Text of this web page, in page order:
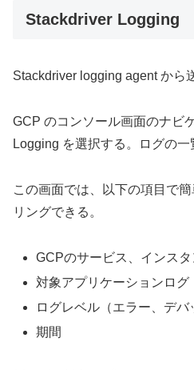
Stackdriver Logging
Stackdriver logging agent から
GCP のコンソール画面のナビ
Logging を選択する。ログの一
この画面では、以下の項目で
リングできる。
GCPのサービス、インスタ
対象アプリケーションログ
ログレベル（エラー、デバ
期間